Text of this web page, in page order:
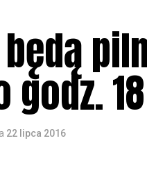
godz. 18
22 lipca 2016